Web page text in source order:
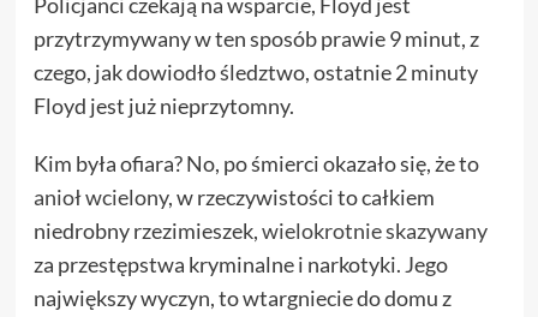
przytrzymywany w ten sposób prawie 9 minut, z
czego, jak dowiodło śledztwo, ostatnie 2 minuty
Floyd jest już nieprzytomny.
Kim była ofiara? No, po śmierci okazało się, że to
anioł wcielony, w rzeczywistości to całkiem
niedrobny rzezimieszek,wielokrotnie skazywany
za przestępstwa kryminalne i narkotyki. Jego
największy wyczyn, to wtargniecie do domu z